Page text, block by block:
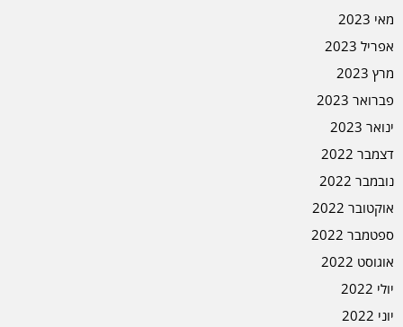
מאי 2023
אפריל 2023
מרץ 2023
פברואר 2023
ינואר 2023
דצמבר 2022
נובמבר 2022
אוקטובר 2022
ספטמבר 2022
אוגוסט 2022
יולי 2022
יוני 2022